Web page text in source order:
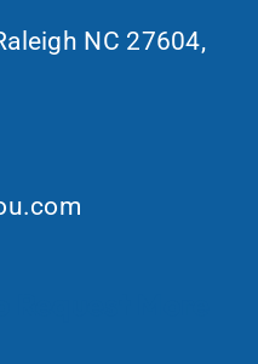
NC 27604,